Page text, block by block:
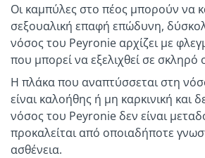
Οι καμπύλες στο πέος μπορούν να
σεξουαλική επαφή επώδυνη,
νόσος του Peyronie αρχίζει με
που μπορεί να εξελιχθεί σε σκληρό
Η πλάκα που αναπτύσσεται στη
είναι καλοήθης ή μη καρκινική και
νόσος του Peyronie δεν είναι
προκαλείται από οποιαδήποτε
ασθένεια.